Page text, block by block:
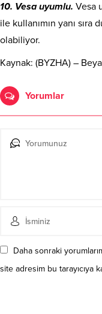
10. Vesa uyumlu. Vesa
ile kullanımın yanı
olabiliyor.
Kaynak: (BYZHA) –
Yorumlar
Daha sonraki
site adresim bu tarayıcıya